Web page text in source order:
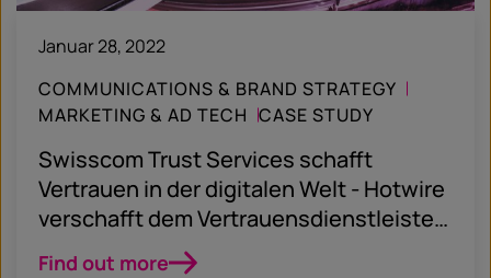
Januar 28, 2022
COMMUNICATIONS & BRAND STRATEGY
MARKETING & AD TECH CASE STUDY
Swisscom Trust Services schafft
Vertrauen in der digitalen Welt - Hotwire
verschafft dem Vertrauensdienstleister
Gehör in Deutschland
Find out more